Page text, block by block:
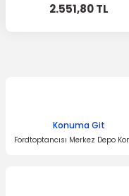
2.551,80 TL
Konuma Git
Fordtoptancısı Merkez Depo